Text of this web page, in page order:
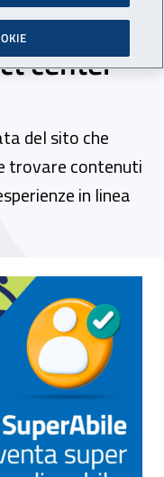
sul
center
del sito che
trovare contenuti
in linea
nasce